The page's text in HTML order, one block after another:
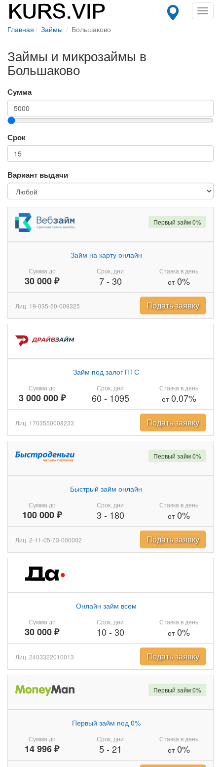
Главная Займы Большаково
Займы и микрозаймы в
Большаково
Сумма
Срок
Вариант выдачи
Сумма до
30 000 ₽
Займ на карту онлайн
Срок, дни
7- 30
Ставка в день
от0%
Первый займ 0%
Лиц. 19-035-50-009325 Подать заявку
Сумма до
3 000 000 ₽
Займ под залог ПТС
Срок, дни
60 - 1095
Ставка в день
от0.07%
Лиц. 1703550008233 Подать заявку
Сумма до
100 000 ₽
Быстрый займ онлайн
Срок, дни
3 - 180
Ставка в день
от0%
Первый займ 0%
Лиц. 2-11-05-73-000002 Подать заявку
Сумма до
30 000 ₽
Онлайн займ всем
Срок, дни
10 - 30
Ставка в день
от0%
Лиц. 2403322010013 Подать заявку
Сумма до
14 996 ₽
Первый займ под 0%
Срок, дни
5- 21
Ставка в день
от0%
Первый займ 0%